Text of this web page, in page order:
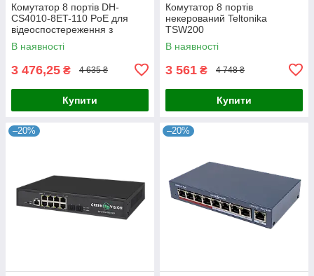
Комутатор 8 портів DH-
CS4010-8ET-110 PoE для
відеоспостереження з
підтримкою IEEE802.3bt,
бюджетом 110 Вт, 2x uplink
В наявності
3 476,25 ₴ 4 635 ₴
Купити
Комутатор 8 портів
некерований Teltonika
TSW200
В наявності
3 561 ₴ 4 748 ₴
Купити
–20% –20%